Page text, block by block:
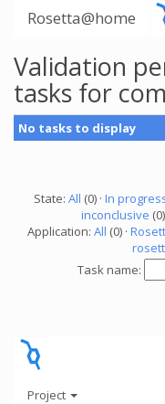
Rosetta@home
Validation
tasks for
No tasks to display
State: All (0) · In
inconclusive
Application: All (0) ·
Task name:
Project